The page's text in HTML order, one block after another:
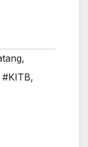
,
#KITB,